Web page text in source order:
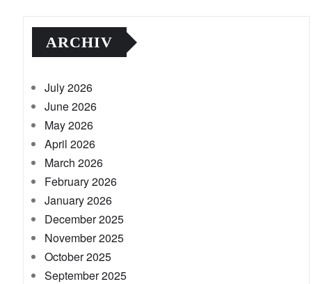
ARCHIV
July 2026
June 2026
May 2026
April 2026
March 2026
February 2026
January 2026
December 2025
November 2025
October 2025
September 2025